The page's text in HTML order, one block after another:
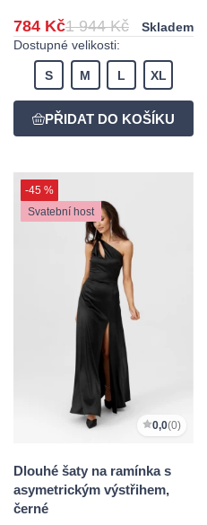
784 Kč1 944 Kč
Skladem
Dostupné velikosti:
S M L XL
-45 %
Svatební host
0,0(0)
Dlouhé šaty na ramínka s
asymetrickým výstřihem,
černé